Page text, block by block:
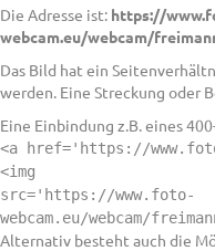
Die Adresse ist: https://
webcam.eu/webcam/
Das Bild hat ein
werden. Eine Streckung oder
Eine Einbindung z.B. eines
<a href='https://
<img
src='https://www.foto-
webcam.eu/webcam/
Alternativ besteht auch die